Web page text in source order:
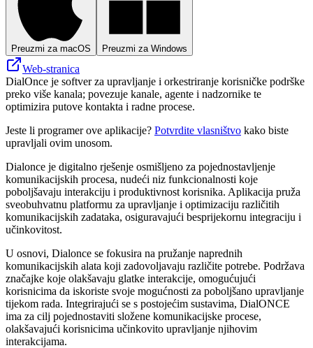
Preuzmi za macOS Preuzmi za Windows
Web-stranica
DialOnce je softver za upravljanje i orkestriranje korisničke podrške
preko više kanala; povezuje kanale, agente i nadzornike te
optimizira putove kontakta i radne procese.
Jeste li programer ove aplikacije? Potvrdite vlasništvo kako biste
upravljali ovim unosom.
Dialonce je digitalno rješenje osmišljeno za pojednostavljenje
komunikacijskih procesa, nudeći niz funkcionalnosti koje
poboljšavaju interakciju i produktivnost korisnika. Aplikacija pruža
sveobuhvatnu platformu za upravljanje i optimizaciju različitih
komunikacijskih zadataka, osiguravajući besprijekornu integraciju i
učinkovitost.
U osnovi, Dialonce se fokusira na pružanje naprednih
komunikacijskih alata koji zadovoljavaju različite potrebe. Podržava
značajke koje olakšavaju glatke interakcije, omogućujući
korisnicima da iskoriste svoje mogućnosti za poboljšano upravljanje
tijekom rada. Integrirajući se s postojećim sustavima, DialONCE
ima za cilj pojednostaviti složene komunikacijske procese,
olakšavajući korisnicima učinkovito upravljanje njihovim
interakcijama.